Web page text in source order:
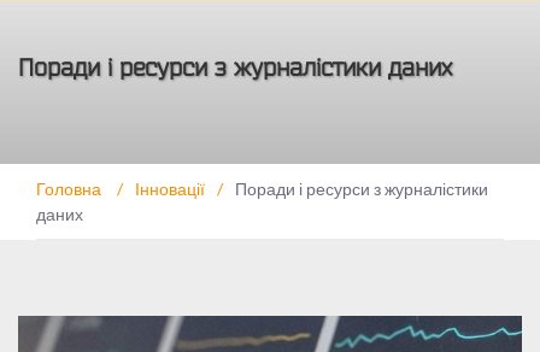
Поради і ресурси з журналістики даних
Головна / Інновації /
Поради і ресурси з журналістики
даних